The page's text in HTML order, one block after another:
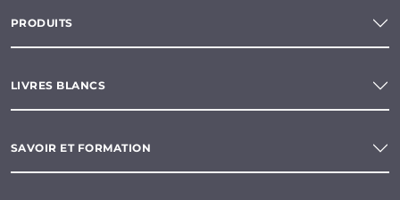
PRODUITS
LIVRES BLANCS
SAVOIR ET FORMATION